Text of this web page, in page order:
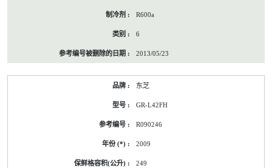
R600a
6
2013/05/23
东芝
GR-L42FH
R090246
2009
249